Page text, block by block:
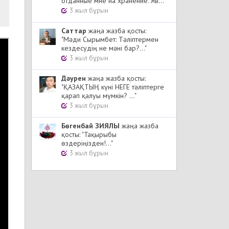
3 жыл бұрын
Cаттар жаңа жазба қосты:
"Мәди Сырымбет: Тәліптермен
кездесудің не мәні бар?..."
3 жыл бұрын
Дәурен жаңа жазба қосты:
"ҚАЗАҚТЫҢ күні НЕГЕ тәліптерге
қарап қалуы мүмкін? ..."
3 жыл бұрын
Бөгенбай ЗИЯЛЫ жаңа жазба
қосты: "Тақырыбы
өздеріңізден!..."
3 жыл бұрын